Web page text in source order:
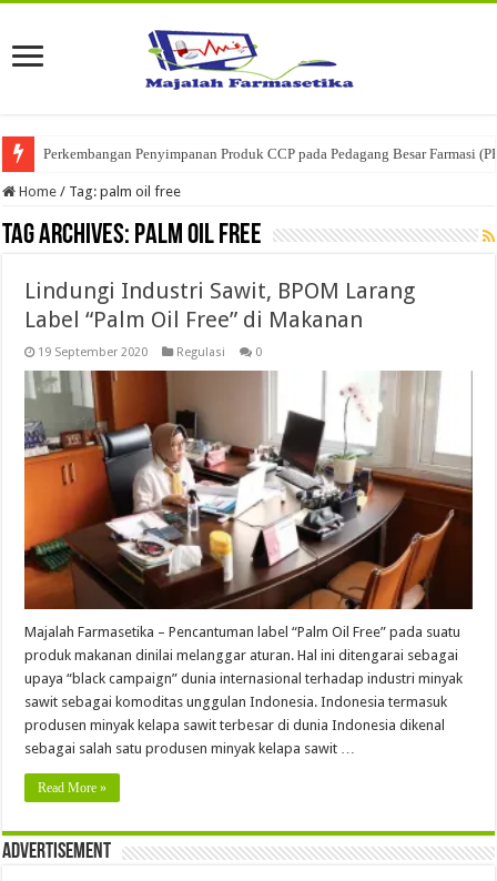
Perkembangan Penyimpanan Produk CCP pada Pedagang Besar Farmasi
Home / Tag:palm oil free
Tag Archives: palm oil free
Lindungi Industri Sawit, BPOM Larang
Label “Palm Oil Free” di Makanan
19 September 2020 Regulasi 0
Majalah Farmasetika – Pencantuman label “Palm Oil Free” pada suatu
produk makanan dinilai melanggar aturan. Hal ini ditengarai sebagai
upaya “black campaign” dunia internasional terhadap industri minyak
sawit sebagai komoditas unggulan Indonesia. Indonesia termasuk
produsen minyak kelapa sawit terbesar di dunia Indonesia dikenal
sebagai salah satu produsen minyak kelapa sawit …
Read More »
Advertisement